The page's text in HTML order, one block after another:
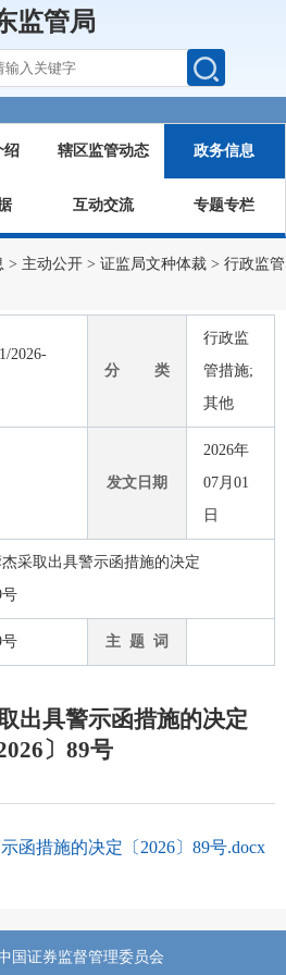
监管局
绍 辖区监管动态 政务信息
互动交流 专题专栏
> 主动公开 > 证监局文种体裁 > 行政监管
2026-
分 类
行政监
管措施;
其他
发文日期
2026年
07月01
日
采取出具警示函措施的决定
号
号 主 题 词
出具警示函措施的决定
2026〕89号
函措施的决定〔2026〕89号.docx
国证券监督管理委员会